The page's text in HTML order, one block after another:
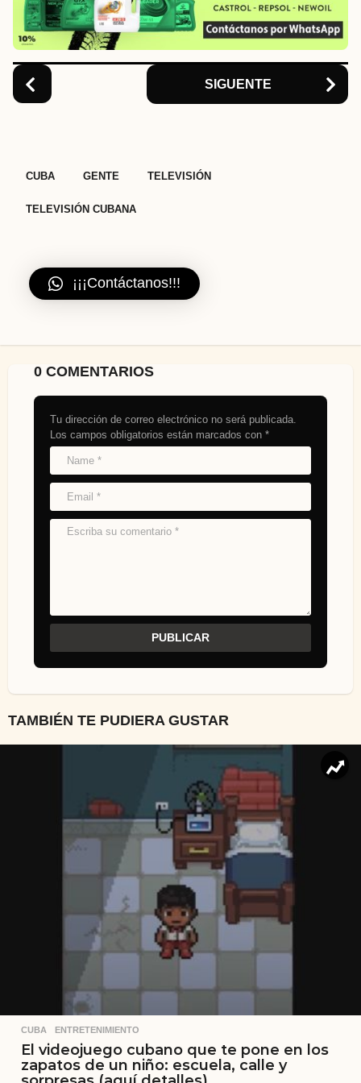
o
n
SIGUENTE
CUBA GENTE TELEVISIÓN
TELEVISIÓN CUBANA
¡¡¡Contáctanos!!!
0 COMENTARIOS
Tu dirección de correo electrónico no será publicada.
Los campos obligatorios están marcados con *
TAMBIÉN TE PUDIERA GUSTAR
CUBA ,ENTRETENIMIENTO
El videojuego cubano que te pone en los
zapatos de un niño: escuela, calle y